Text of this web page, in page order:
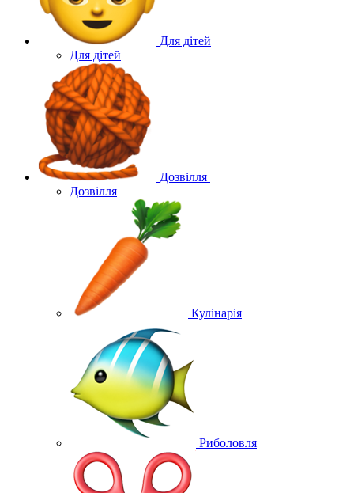
Для дітей
Для дітей
Дозвілля
Дозвілля
Кулінарія
Риболовля